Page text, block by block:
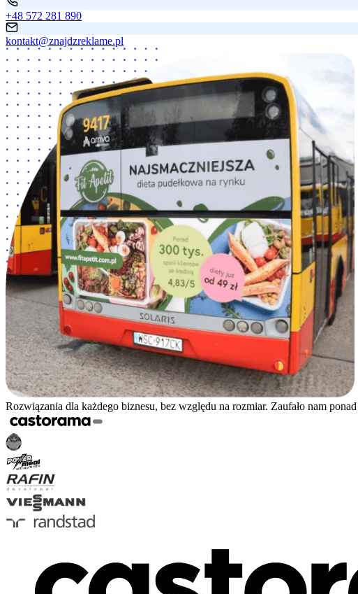
+48 572 281 890
kontakt@znajdzreklame.pl
Rozwiązania dla każdego biznesu, bez względu na rozmiar. Zaufało nam